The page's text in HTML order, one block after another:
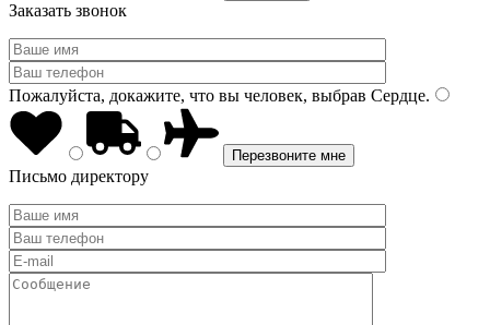
Заказать звонок
Пожалуйста, докажите, что вы человек, выбрав Сердце.
Письмо директору